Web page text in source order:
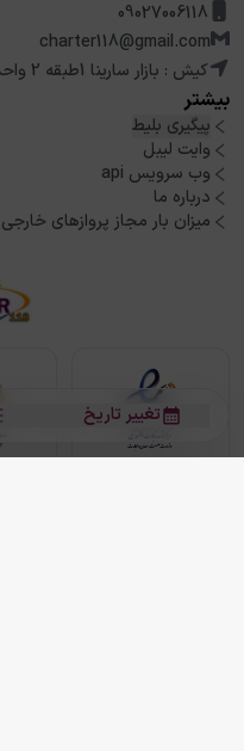
تغییر تاریخ
09027006118
charter118@gmail.com
کیش : بازار سارینا 1طبقه 2 واحد209
بیشتر
پیگیری بلیط
وایت لیبل
وب سرویس api
درباره ما
میزان بار مجاز پروازهای خارجی